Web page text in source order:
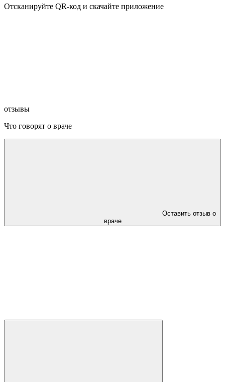
Отсканируйте QR-код и скачайте приложение
отзывы
Что говорят о враче
Оставить отзыв о
враче